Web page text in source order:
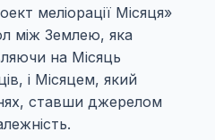
меліорації Місяця»
між Землею, яка
на Місяць
і Місяцем, який
ставши джерелом